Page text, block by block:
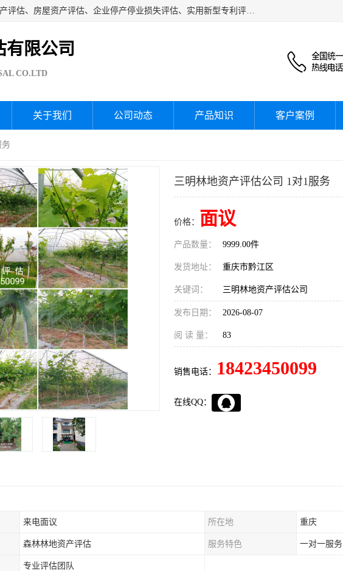
海润资产评估公司从事厂房拆迁评估、厂房资产评估、无形资产评估、房屋资产评估、企业停产停业损失评估、实用新型专利评估、果园资产评估、盆景价值评估、鱼塘资产评估等资产评估；从成立至今我司已经服务了全国几千家公司企业和事业单位，我们有着丰富的房屋、厂房、园林、企业拆迁等评估经验。
限公司
CO.LTD
关于我们 公司动态 产品知识 客户案例
三明林地资产评估公司 1对1服务
价格： 面议
产品数量： 9999.00件
发货地址： 重庆市黔江区
关键词： 三明林地资产评估公司
发布日期： 2026-08-07
阅 读 量： 83
销售电话： 18423450099
在线QQ：
来电面议 所在地 重庆
森林林地资产评估 服务特色 一对一服务
专业评估团队